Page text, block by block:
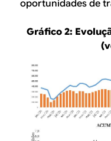
oportunidades de
Gráfico 2: